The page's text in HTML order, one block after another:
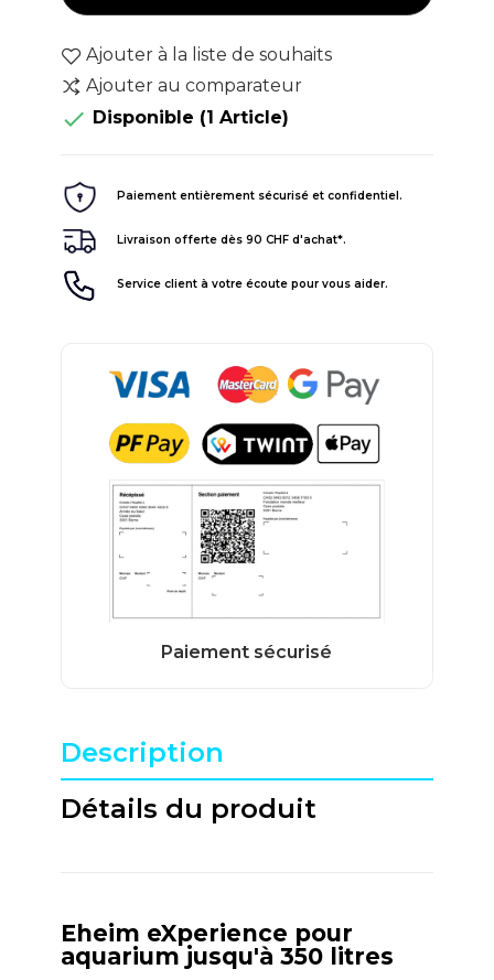
Ajouter à la liste de souhaits
Ajouter au comparateur
 Disponible (1 Article)
Paiement entièrement sécurisé et confidentiel.
Livraison offerte dès 90 CHF d'achat*.
Service client à votre écoute pour vous aider.
Description
Détails du produit
Eheim eXperience pour
aquarium jusqu'à 350 litres